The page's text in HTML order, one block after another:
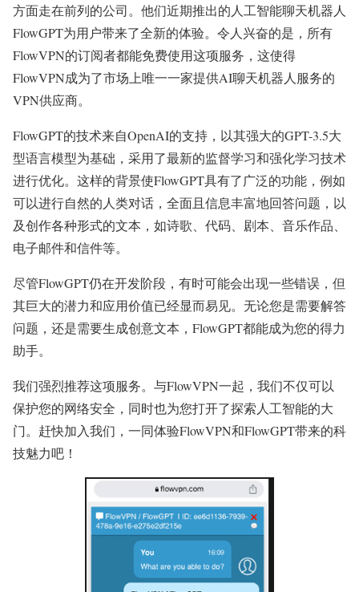
方面走在前列的公司。他们近期推出的人工智能聊天机器人
FlowGPT为用户带来了全新的体验。令人兴奋的是，所有
FlowVPN的订阅者都能免费使用这项服务，这使得
FlowVPN成为了市场上唯一一家提供AI聊天机器人服务的
VPN供应商。
FlowGPT的技术来自OpenAI的支持，以其强大的GPT-3.5大
型语言模型为基础，采用了最新的监督学习和强化学习技术
进行优化。这样的背景使FlowGPT具有了广泛的功能，例如
可以进行自然的人类对话，全面且信息丰富地回答问题，以
及创作各种形式的文本，如诗歌、代码、剧本、音乐作品、
电子邮件和信件等。
尽管FlowGPT仍在开发阶段，有时可能会出现一些错误，但
其巨大的潜力和应用价值已经显而易见。无论您是需要解答
问题，还是需要生成创意文本，FlowGPT都能成为您的得力
助手。
我们强烈推荐这项服务。与FlowVPN一起，我们不仅可以
保护您的网络安全，同时也为您打开了探索人工智能的大
门。赶快加入我们，一同体验FlowVPN和FlowGPT带来的科
技魅力吧！